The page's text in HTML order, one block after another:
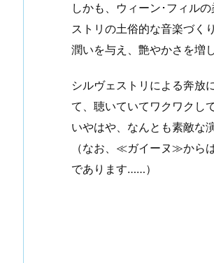
しかも、ウィーン･フィル
ストリの土俗的な音楽づく
潤いを与え、艶やかさを増
シルヴェストリによる奔放
て、聴いていてワクワクし
いやはや、なんとも素敵な
（なお、≪ガイーヌ≫から
であります……）